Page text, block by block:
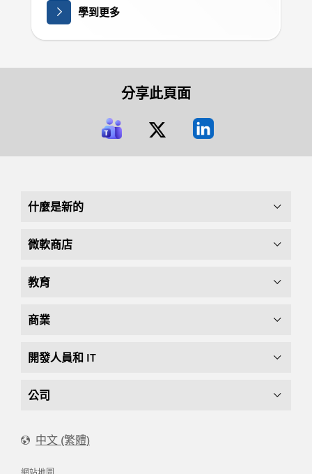
學到更多
分享此頁面
什麼是新的
微軟商店
教育
商業
開發人員和 IT
公司
中文 (繁體)